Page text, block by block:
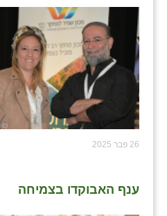
26 פבר 2025
ענף האבוקדו בצמיחה